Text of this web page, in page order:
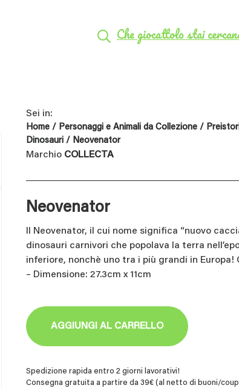
Che giocattolo stai
Sei in:
Home / Personaggi e Animali da Collezione /
Dinosauri / Neovenator
Marchio COLLECTA
Neovenator
Il Neovenator, il cui nome significa “nuovo
dinosauri carnivori che popolava la terra
inferiore, nonchè uno tra i più grandi in Europa!
– Dimensione: 27.3cm x 11cm
AGGIUNGI AL CARRELLO
Spedizione rapida entro 2 giorni lavorativi!
Consegna gratuita a partire da 39€ (al netto di buoni/